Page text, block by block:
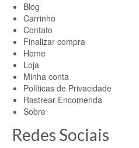
Blog
Carrinho
Contato
Finalizar compra
Home
Loja
Minha conta
Políticas de Privacidade
Rastrear Encomenda
Sobre
Redes Sociais